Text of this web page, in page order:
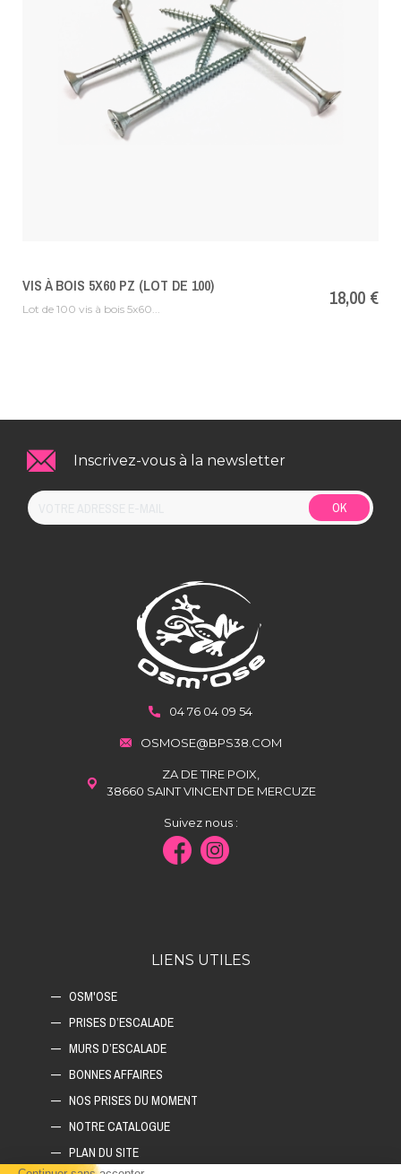
VIS À BOIS 5X60 PZ (LOT DE 100)
Lot de 100 vis à bois 5x60...
Prix
18,00 €
Inscrivez-vous à la newsletter
OK
04 76 04 09 54
OSMOSE@BPS38.COM
ZA DE TIRE POIX,
38660 SAINT VINCENT DE MERCUZE
Suivez nous :
LIENS UTILES
OSM'OSE
PRISES D’ESCALADE
MURS D’ESCALADE
BONNES AFFAIRES
NOS PRISES DU MOMENT
NOTRE CATALOGUE
PLAN DU SITE